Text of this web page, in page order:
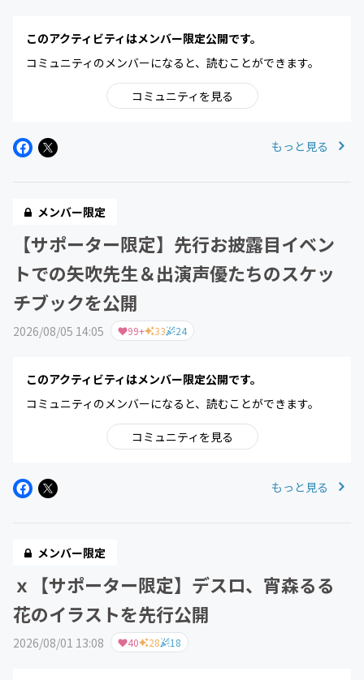
このアクティビティはメンバー限定公開です。
コミュニティのメンバーになると、読むことができます。
コミュニティを見る
もっと見る
メンバー限定
【サポーター限定】先行お披露目イベン
トでの矢吹先生＆出演声優たちのスケッ
チブックを公開
2026/08/05 14:05 99+ 33 24
このアクティビティはメンバー限定公開です。
コミュニティのメンバーになると、読むことができます。
コミュニティを見る
もっと見る
メンバー限定
ｘ【サポーター限定】デスロ、宵森るる
花のイラストを先行公開
2026/08/01 13:08 40 28 18